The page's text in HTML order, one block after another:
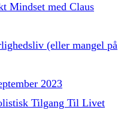
Mindset med Claus
(eller mangel på
2023
Tilgang Til Livet